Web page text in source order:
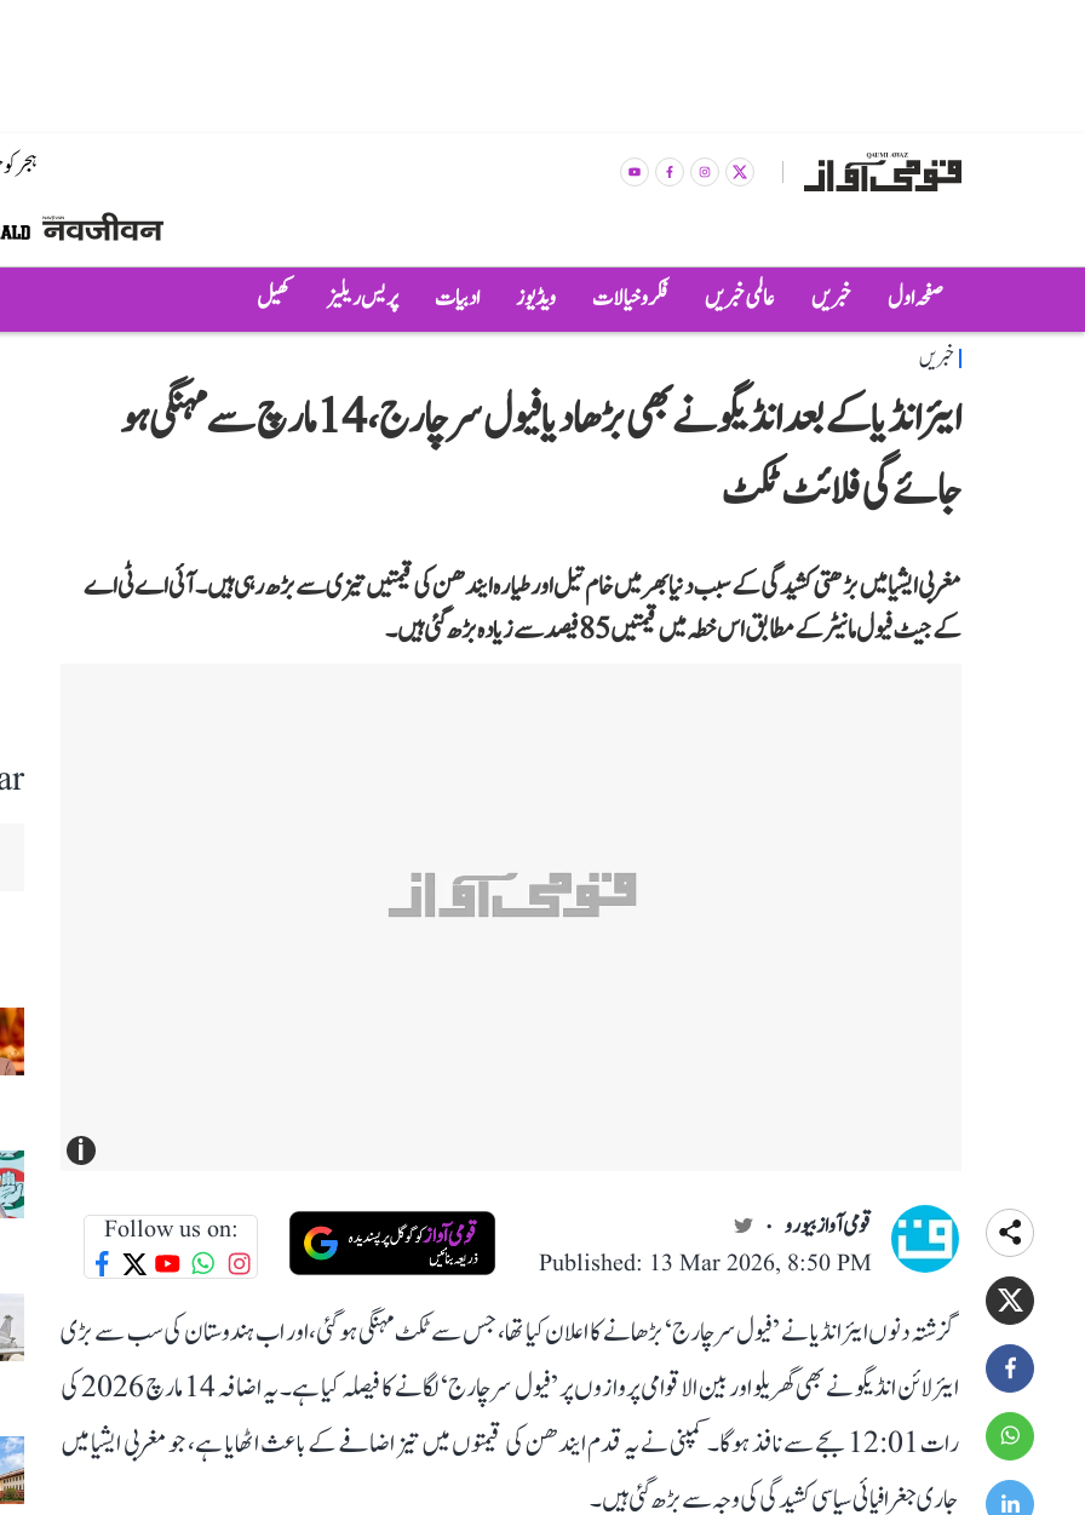
ہجر
صفحہ اول خبریں عالمی خبریں فکر و خیالات ویڈیوز ادبیات پریس ریلیز کھیل
خبریں
ایئر انڈیا کے بعد انڈیگو نے بھی بڑھا دیا فیول سرچارج، 14 مارچ سے مہنگی ہو
جائے گی فلائٹ ٹکٹ
مغربی ایشیا میں بڑھتی کشیدگی کے سبب دنیا بھر میں خام تیل اور طیارہ ایندھن کی قیمتیں تیزی سے بڑھ رہی ہیں۔ آئی اے ٹی اے
کے جیٹ فیول مانیٹر کے مطابق اس خطہ میں قیمتیں 85 فیصد سے زیادہ بڑھ گئی ہیں۔
i
قومی آواز بیورو
Published: 13 Mar 2026, 8:50 PM
Follow us on:
گزشتہ دنوں ایئر انڈیا نے ’فیول سرچارج‘ بڑھانے کا اعلان کیا تھا، جس سے ٹکٹ مہنگی ہو گئی، اور اب ہندوستان کی سب سے بڑی
ایئر لائن انڈیگو نے بھی گھریلو اور بین الاقوامی پروازوں پر ’فیول سرچارج‘ لگانے کا فیصلہ کیا ہے۔ یہ اضافہ 14 مارچ 2026 کی
رات 12:01 بجے سے نافذ ہوگا۔ کمپنی نے یہ قدم ایندھن کی قیمتوں میں تیز اضافے کے باعث اٹھایا ہے، جو مغربی ایشیا میں
جاری جغرافیائی سیاسی کشیدگی کی وجہ سے بڑھ گئی ہیں۔